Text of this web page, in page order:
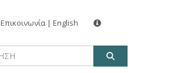
Επικοινωνία | English